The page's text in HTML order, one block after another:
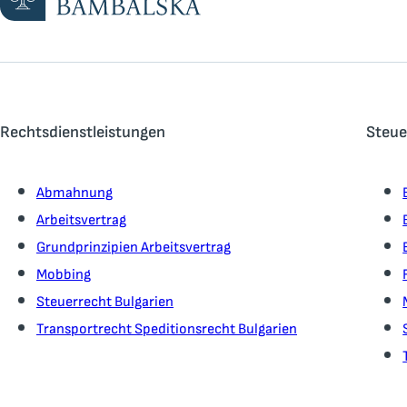
Rechtsdienstleistungen
Abmahnung
Arbeitsvertrag
Grundprinzipien Arbeitsvertrag
Mobbing
Steuerrecht Bulgarien
Transportrecht Speditionsrecht Bulgarien